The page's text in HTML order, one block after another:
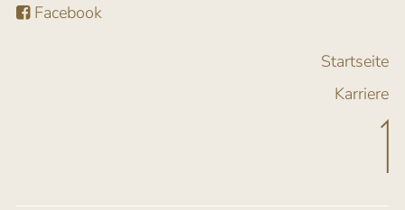
Facebook
Startseite
Karriere